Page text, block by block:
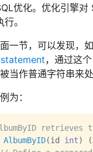
优化。优化引擎对
行。
一节，可以发现，
，通过这
当作普通字符串来处
为：
retrieves
AlbumByID(id int)